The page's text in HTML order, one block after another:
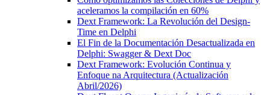
aceleramos la compilación en 60%
Dext Framework: La Revolución del Design-
Time en Delphi
El Fin de la Documentación Desactualizada en
Delphi: Swagger & Dext Doc
Dext Framework: Evolución Continua y
Enfoque na Arquitectura (Actualización
Abril/2026)